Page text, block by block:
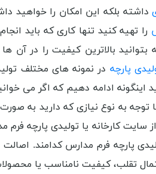
داشته بلکه این امکان را خواهید
را تهیه کنید تنها کاری که باید
بالاترین کیفیت را در آن
پارچه در نمونه های مختلف
اینگونه ادامه دهیم که اگر می
به نوع نیازی که دارید به
کارخانه یا تولیدی پارچه
پارچه فرم مدارس کدامند.
تقلب، کیفیت نامناسب یا